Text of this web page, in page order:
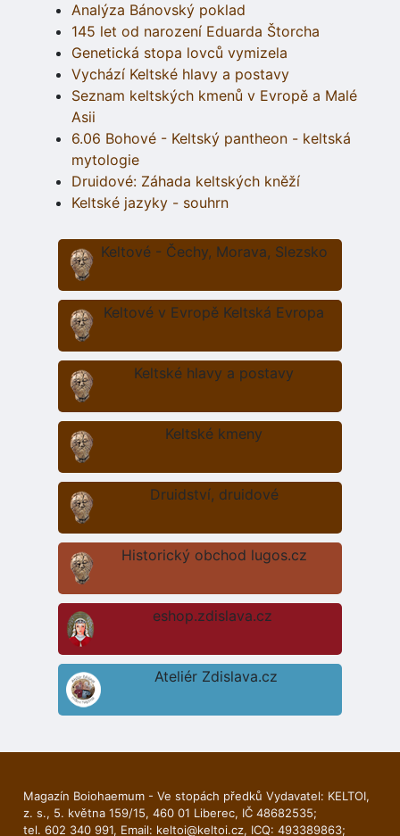
Analýza Bánovský poklad
145 let od narození Eduarda Štorcha
Genetická stopa lovců vymizela
Vychází Keltské hlavy a postavy
Seznam keltských kmenů v Evropě a Malé
Asii
6.06 Bohové - Keltský pantheon - keltská
mytologie
Druidové: Záhada keltských kněží
Keltské jazyky - souhrn
Keltové - Čechy, Morava, Slezsko
Keltové v Evropě Keltská Evropa
Keltské hlavy a postavy
Keltské kmeny
Druidství, druidové
Historický obchod lugos.cz
eshop.zdislava.cz
Ateliér Zdislava.cz
Magazín Boiohaemum - Ve stopách předků Vydavatel: KELTOI,
z. s., 5. května 159/15, 460 01 Liberec, IČ 48682535;
tel. 602 340 991, Email: keltoi@keltoi.cz, ICQ: 493389863;